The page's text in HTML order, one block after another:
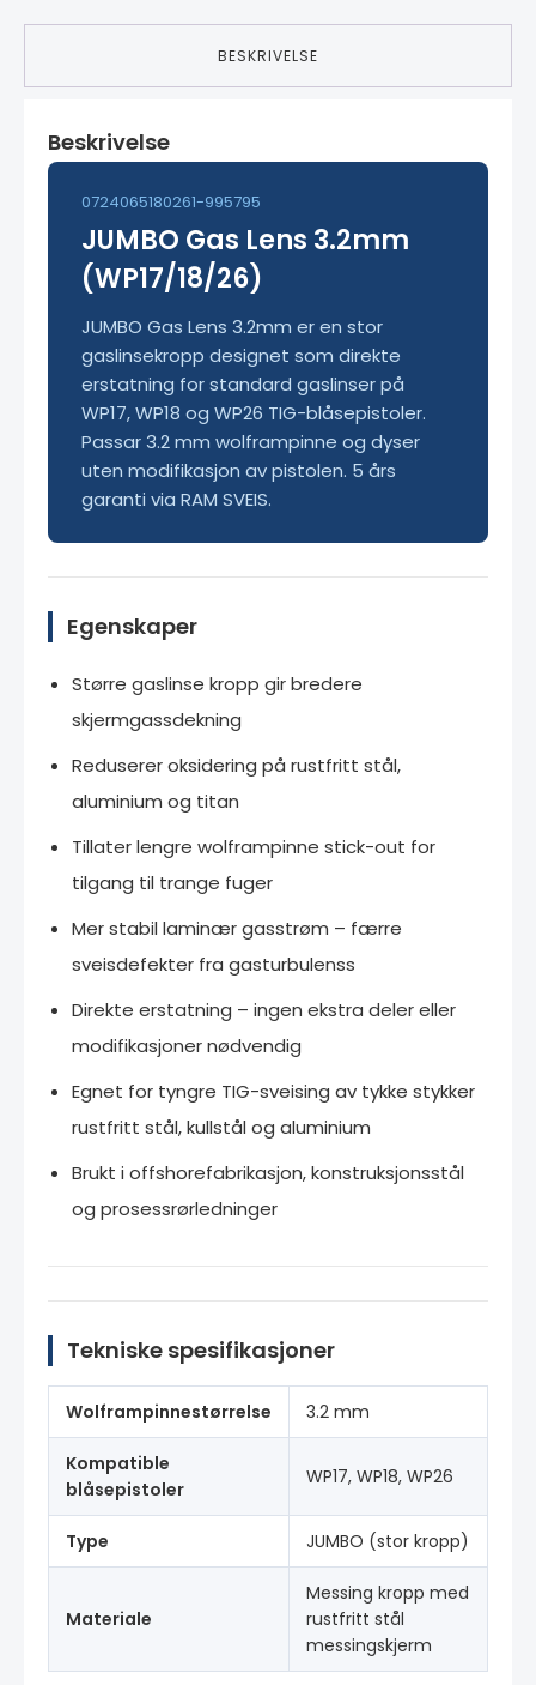
BESKRIVELSE
Beskrivelse
0724065180261-995795
JUMBO Gas Lens 3.2mm
(WP17/18/26)
JUMBO Gas Lens 3.2mm er en stor
gaslinsekropp designet som direkte
erstatning for standard gaslinser på
WP17, WP18 og WP26 TIG-blåsepistoler.
Passar 3.2 mm wolframpinne og dyser
uten modifikasjon av pistolen. 5 års
garanti via RAM SVEIS.
Egenskaper
Større gaslinse kropp gir bredere
skjermgassdekning
Reduserer oksidering på rustfritt stål,
aluminium og titan
Tillater lengre wolframpinne stick-out for
tilgang til trange fuger
Mer stabil laminær gasstrøm – færre
sveisdefekter fra gasturbulenss
Direkte erstatning – ingen ekstra deler eller
modifikasjoner nødvendig
Egnet for tyngre TIG-sveising av tykke stykker
rustfritt stål, kullstål og aluminium
Brukt i offshorefabrikasjon, konstruksjonsstål
og prosessrørledninger
Tekniske spesifikasjoner
Wolframpinnestørrelse 3.2 mm
Kompatible
blåsepistoler
WP17, WP18, WP26
Type JUMBO (stor kropp)
Materiale
Messing kropp med
rustfritt stål
messingskjerm